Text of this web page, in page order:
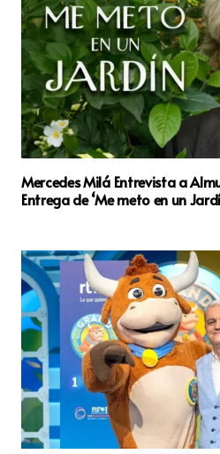
Mercedes Milá Entrevista a
Entrega de ‘Me meto en un